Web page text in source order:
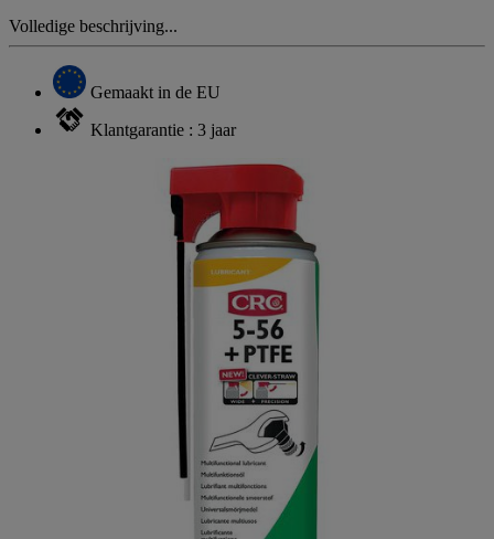
Volledige beschrijving...
Gemaakt in de EU
Klantgarantie : 3 jaar